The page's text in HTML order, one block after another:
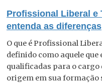
Profissional Liberal e
entenda as diferenças
O que é Profissional
definido como aquele
qualificadas para o cargo
origem em sua formação